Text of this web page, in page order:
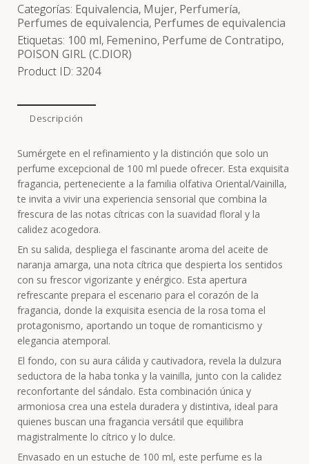
Categorías: Equivalencia, Mujer, Perfumería,
Perfumes de equivalencia, Perfumes de equivalencia
Etiquetas: 100 ml, Femenino, Perfume de Contratipo,
POISON GIRL (C.DIOR)
Product ID: 3204
Descripción
Sumérgete en el refinamiento y la distinción que solo un
perfume excepcional de 100 ml puede ofrecer. Esta exquisita
fragancia, perteneciente a la familia olfativa Oriental/Vainilla,
te invita a vivir una experiencia sensorial que combina la
frescura de las notas cítricas con la suavidad floral y la
calidez acogedora.
En su salida, despliega el fascinante aroma del aceite de
naranja amarga, una nota cítrica que despierta los sentidos
con su frescor vigorizante y enérgico. Esta apertura
refrescante prepara el escenario para el corazón de la
fragancia, donde la exquisita esencia de la rosa toma el
protagonismo, aportando un toque de romanticismo y
elegancia atemporal.
El fondo, con su aura cálida y cautivadora, revela la dulzura
seductora de la haba tonka y la vainilla, junto con la calidez
reconfortante del sándalo. Esta combinación única y
armoniosa crea una estela duradera y distintiva, ideal para
quienes buscan una fragancia versátil que equilibra
magistralmente lo cítrico y lo dulce.
Envasado en un estuche de 100 ml, este perfume es la